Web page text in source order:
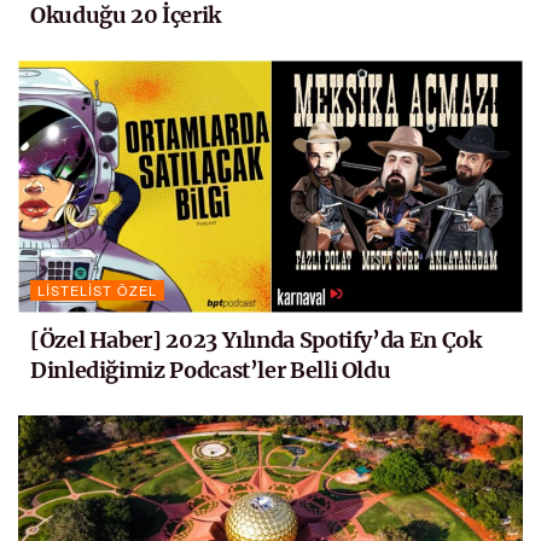
Okuduğu 20 İçerik
LISTELIST ÖZEL
[Özel Haber] 2023 Yılında Spotify’da En Çok
Dinlediğimiz Podcast’ler Belli Oldu